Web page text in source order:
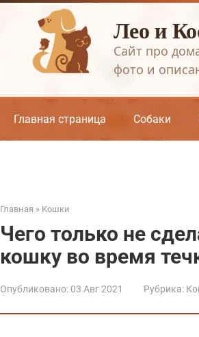
Лео и
Сайт про
фото и
Главная страница Собаки
Главная » Кошки
Чего только не
кошку во время
Опубликовано: 03 Авг 2021 Рубрика: